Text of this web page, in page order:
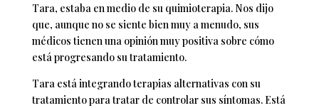
Tara, estaba en medio de su quimioterapia. Nos dijo
que, aunque no se siente bien muy a menudo, sus
médicos tienen una opinión muy positiva sobre cómo
está progresando su tratamiento.
Tara está integrando terapias alternativas con su
tratamiento para tratar de controlar sus síntomas. Está